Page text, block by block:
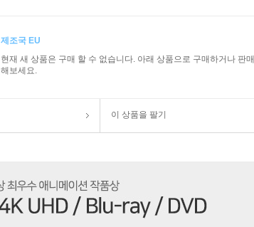
제조국 EU
현재 새 상품은 구매 할 수 없습니다. 아래 상품으로 구매하거나 판매
해보세요.
이 상품을 팔기